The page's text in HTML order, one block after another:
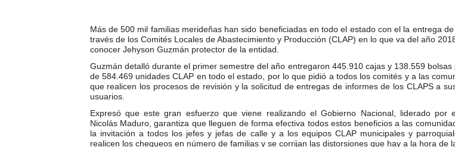
Arrancó Plan Vacacional Comunitario Venezuela Renace 2026 en la
Plan Vacacional Venezuela Renace 2026 arrancó con alegría en
Venezuela Renace 2026 lleva sonrisas y prevención a Torondoy
Mérida impulsa el mapa de conocimientos con Encuentro de
Complejo Educativo Talento Deportivo lanza Plan Agosto Escuelas
Más de 500 mil familias merideñas han sido beneficiadas en todo el estado con el la entrega
través de los Comités Locales de Abastecimiento y Producción (CLAP) en lo que va del año
conocer Jehyson Guzmán protector de la entidad.
Guzmán detalló durante el primer semestre del año entregaron 445.910 cajas y 138.559
de 584.469 unidades CLAP en todo el estado, por lo que pidió a todos los comités y a las
que realicen los procesos de revisión y la solicitud de entregas de informes de los CLAPS a
usuarios.
Expresó que este gran esfuerzo que viene realizando el Gobierno Nacional, liderado por
Nicolás Maduro, garantiza que lleguen de forma efectiva todos estos beneficios a las
la invitación a todos los jefes y jefas de calle y a los equipos CLAP municipales y
realicen los chequeos en número de familias y se corrijan las distorsiones que hay a la hora de